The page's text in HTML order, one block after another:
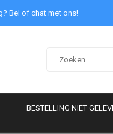
Bel of chat met ons!
BESTELLING NIET